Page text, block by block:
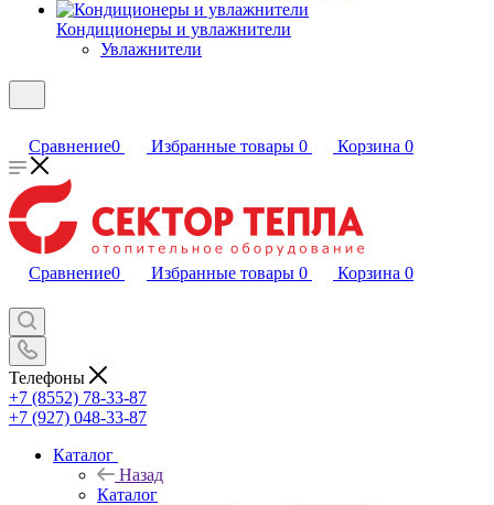
Кондиционеры и увлажнители
Увлажнители
Сравнение0 Избранные товары 0 Корзина 0
Сравнение0 Избранные товары 0 Корзина 0
Телефоны
+7 (8552) 78-33-87
+7 (927) 048-33-87
Каталог
Назад
Каталог